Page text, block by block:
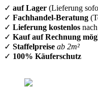
✓ auf Lager (Lieferung
✓ Fachhandel-Beratung
✓ Lieferung kostenlos
✓ Kauf auf Rechnung
✓ Staffelpreise ab 2m²
✓ 100% Käuferschutz